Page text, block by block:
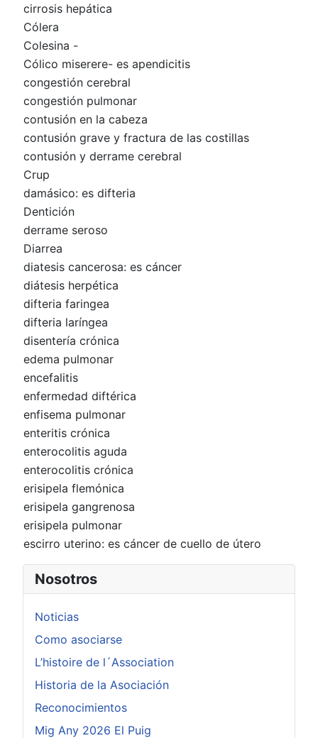
Nosotros
Noticias
Como asociarse
L’histoire de l´Association
Historia de la Asociación
Reconocimientos
Mig Any 2026 El Puig
cirrosis hepática
Cólera
Colesina -
Cólico miserere- es apendicitis
congestión cerebral
congestión pulmonar
contusión en la cabeza
contusión grave y fractura de las costillas
contusión y derrame cerebral
Crup
damásico: es difteria
Dentición
derrame seroso
Diarrea
diatesis cancerosa: es cáncer
diátesis herpética
difteria faringea
difteria laríngea
disentería crónica
edema pulmonar
encefalitis
enfermedad diftérica
enfisema pulmonar
enteritis crónica
enterocolitis aguda
enterocolitis crónica
erisipela flemónica
erisipela gangrenosa
erisipela pulmonar
escirro uterino: es cáncer de cuello de útero